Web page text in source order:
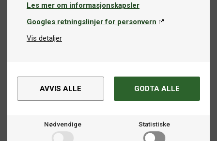
Les mer om informasjonskapsler
Googles retningslinjer for personvern
Vis detaljer
AVVIS ALLE GODTA ALLE
Nødvendige Statistiske